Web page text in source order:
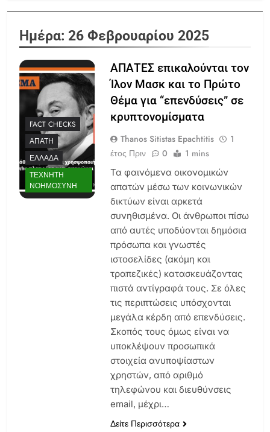
Ημέρα: 26 Φεβρουαρίου 2025
FACT CHECKS
ΑΠΆΤΗ
ΕΛΛΆΔΑ
ΤΕΧΝΗΤΉ
ΝΟΗΜΟΣΎΝΗ
ΑΠΑΤΕΣ επικαλούνται τον
Ίλον Μασκ και το Πρώτο
Θέμα για “επενδύσεις” σε
κρυπτονομίσματα
Thanos Sitistas Epachtitis
1
έτος Πριν
0 1 mins
Τα φαινόμενα οικονομικών
απατών μέσω των κοινωνικών
δικτύων είναι αρκετά
συνηθισμένα. Οι άνθρωποι πίσω
από αυτές υποδύονται δημόσια
πρόσωπα και γνωστές
ιστοσελίδες (ακόμη και
τραπεζικές) κατασκευάζοντας
πιστά αντίγραφά τους. Σε όλες
τις περιπτώσεις υπόσχονται
μεγάλα κέρδη από επενδύσεις.
Σκοπός τους όμως είναι να
υποκλέψουν προσωπικά
στοιχεία ανυποψίαστων
χρηστών, από αριθμό
τηλεφώνου και διευθύνσεις
email, μέχρι…
Δείτε Περισσότερα